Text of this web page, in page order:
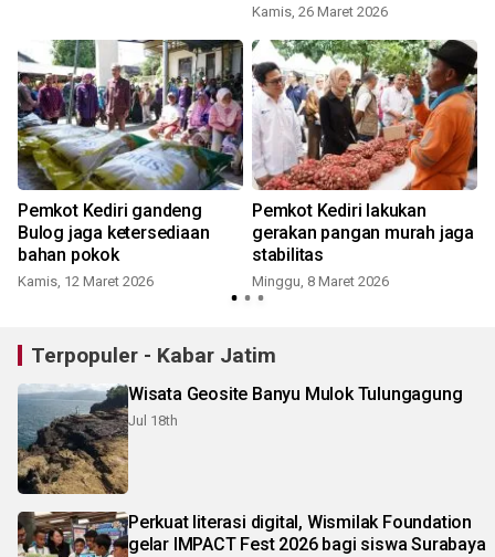
Kamis, 26 Maret 2026
Pemkot Kediri gandeng
Bulog jaga ketersediaan
bahan pokok
Kamis, 12 Maret 2026
Pemkot Kediri lakukan
gerakan pangan murah jaga
stabilitas
Minggu, 8 Maret 2026
Terpopuler - Kabar Jatim
Wisata Geosite Banyu Mulok Tulungagung
Jul 18th
Perkuat literasi digital, Wismilak Foundation
gelar IMPACT Fest 2026 bagi siswa Surabaya